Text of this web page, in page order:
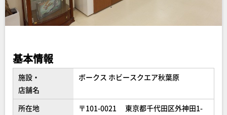
基本情報
施設・
店舗名
ボークス ホビースクエア秋葉原
所在地
〒101-0021 東京都千代田区外神田1-